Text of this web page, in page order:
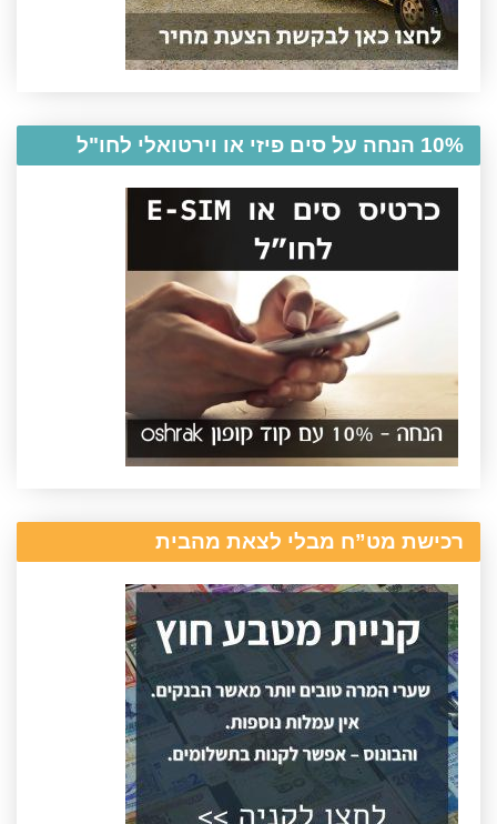
10% הנחה על סים פיזי או וירטואלי לחו"ל
רכישת מט”ח מבלי לצאת מהבית